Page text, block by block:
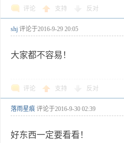
评论 支持 反对
shj 评论于2016-9-29 20:05
大家都不容易！
评论 支持 反对
落雨星痕 评论于2016-9-30 02:39
好东西一定要看看！